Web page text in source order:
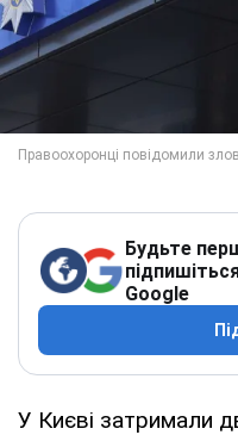
Будьте
Google
У Києві затримали